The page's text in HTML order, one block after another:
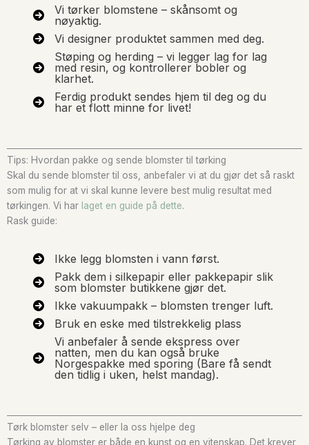
Vi tørker blomstene – skånsomt og
nøyaktig.
Vi designer produktet sammen med deg.
Støping og herding – vi legger lag for lag
med resin, og kontrollerer bobler og
klarhet.
Ferdig produkt sendes hjem til deg og du
har et flott minne for livet!
Tips: Hvordan pakke og sende blomster til tørking
Skal du sende blomster til oss, anbefaler vi at du gjør det så raskt
som mulig for at vi skal kunne levere best mulig resultat med
tørkingen. Vi har laget en guide på dette.
Rask guide:
Ikke legg blomsten i vann først.
Pakk dem i silkepapir eller pakkepapir slik
som blomster butikkene gjør det.
Ikke vakuumpakk – blomsten trenger luft.
Bruk en eske med tilstrekkelig plass
Vi anbefaler å sende ekspress over
natten, men du kan også bruke
Norgespakke med sporing (Bare få sendt
den tidlig i uken, helst mandag).
Tørk blomster selv – eller la oss hjelpe deg
Tørking av blomster er både en kunst og en vitenskap. Det krever